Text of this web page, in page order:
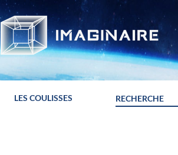
LES COULISSES